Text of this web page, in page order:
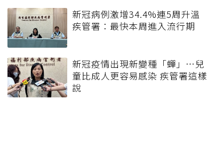
新冠病例激增34.4%連5周升溫
疾管署：最快本周進入流行期
新冠疫情出現新變種「蟬」…兒
童比成人更容易感染 疾管署這樣
說